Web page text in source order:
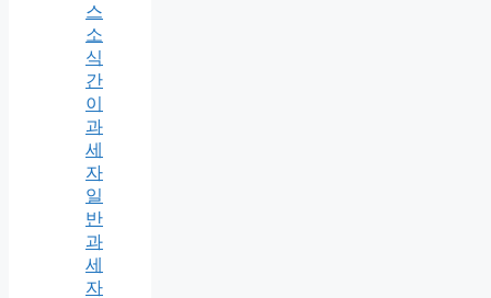
스
소
식
간
이
과
세
자
일
반
과
세
자